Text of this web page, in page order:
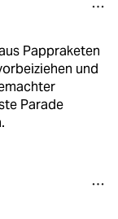
Pappraketen
und
Parade